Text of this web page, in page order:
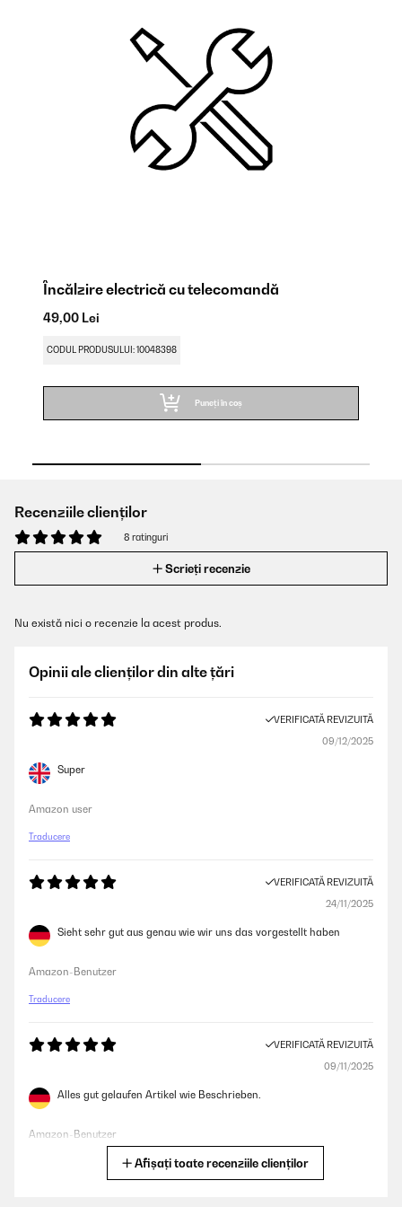
Încălzire electrică cu telecomandă
49,00 Lei
CODUL PRODUSULUI: 10048398
Puneți în coș
Recenziile clienților
8 ratinguri
Scrieți recenzie
Nu există nici o recenzie la acest produs.
Opinii ale clienților din alte țări
VERIFICATĂ REVIZUITĂ
09/12/2025
Super
Amazon user
Traducere
VERIFICATĂ REVIZUITĂ
24/11/2025
Sieht sehr gut aus genau wie wir uns das vorgestellt haben
Amazon-Benutzer
Traducere
VERIFICATĂ REVIZUITĂ
09/11/2025
Alles gut gelaufen Artikel wie Beschrieben.
Amazon-Benutzer
Afișați toate recenziile clienților